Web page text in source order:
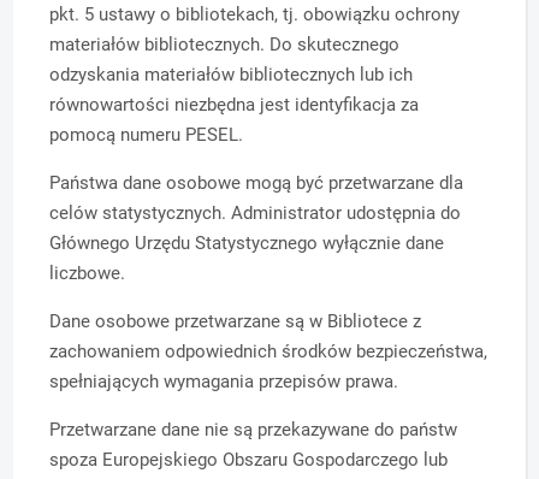
pkt. 5 ustawy o bibliotekach, tj. obowiązku ochrony
materiałów bibliotecznych. Do skutecznego
odzyskania materiałów bibliotecznych lub ich
równowartości niezbędna jest identyfikacja za
pomocą numeru PESEL.
Państwa dane osobowe mogą być przetwarzane dla
celów statystycznych. Administrator udostępnia do
Głównego Urzędu Statystycznego wyłącznie dane
liczbowe.
Dane osobowe przetwarzane są w Bibliotece z
zachowaniem odpowiednich środków bezpieczeństwa,
spełniających wymagania przepisów prawa.
Przetwarzane dane nie są przekazywane do państw
spoza Europejskiego Obszaru Gospodarczego lub